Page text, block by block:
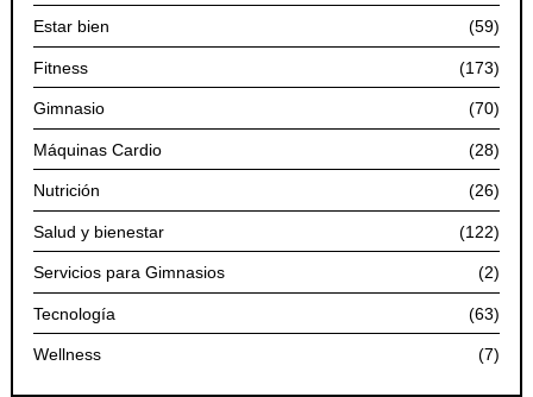
Estar bien (59)
Fitness (173)
Gimnasio (70)
Máquinas Cardio (28)
Nutrición (26)
Salud y bienestar (122)
Servicios para Gimnasios (2)
Tecnología (63)
Wellness (7)